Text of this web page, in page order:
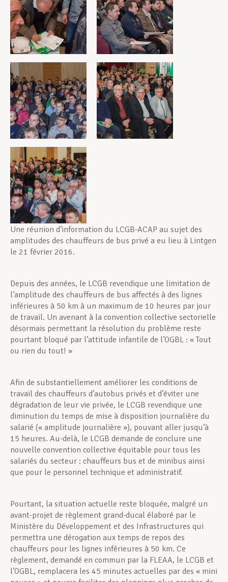
Une réunion d’information du LCGB-ACAP au sujet des
amplitudes des chauffeurs de bus privé a eu lieu à Lintgen
le 21 février 2016.
Depuis des années, le LCGB revendique une limitation de
l’amplitude des chauffeurs de bus affectés à des lignes
inférieures à 50 km à un maximum de 10 heures par jour
de travail. Un avenant à la convention collective sectorielle
désormais permettant la résolution du problème reste
pourtant bloqué par l’attitude infantile de l’OGBL : « Tout
ou rien du tout! »
Afin de substantiellement améliorer les conditions de
travail des chauffeurs d’autobus privés et d’éviter une
dégradation de leur vie privée, le LCGB revendique une
diminution du temps de mise à disposition journalière du
salarié (« amplitude journalière »), pouvant aller jusqu’à
15 heures. Au-delà, le LCGB demande de conclure une
nouvelle convention collective équitable pour tous les
salariés du secteur : chauffeurs bus et de minibus ainsi
que pour le personnel technique et administratif.
Pourtant, la situation actuelle reste bloquée, malgré un
avant-projet de règlement grand-ducal élaboré par le
Ministère du Développement et des Infrastructures qui
permettra une dérogation aux temps de repos des
chauffeurs pour les lignes inférieures à 50 km. Ce
règlement, demandé en commun par la FLEAA, le LCGB et
l’OGBL, remplacera les 45 minutes actuelles par des « mini